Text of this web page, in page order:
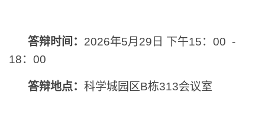
答辩时间： 2026年5月29日 下午15：00 -
18：00
答辩地点： 科学城园区B栋313会议室